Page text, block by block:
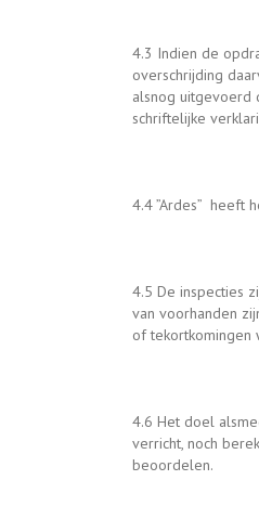
4.3 Indien de
overschrijding
alsnog uitgevoerd
schriftelijke
4.4 ”Ardes” heeft
4.5 De inspecties
van voorhanden
of tekortkomingen
4.6 Het doel
verricht, noch
beoordelen.